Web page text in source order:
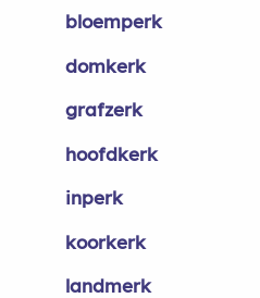
bloemperk
domkerk
grafzerk
hoofdkerk
inperk
koorkerk
landmerk